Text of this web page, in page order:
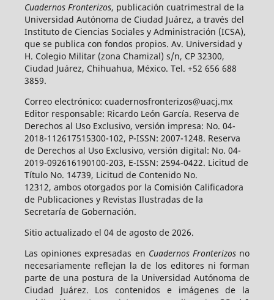
Cuadernos Fronterizos, publicación cuatrimestral de la
Universidad Autónoma de Ciudad Juárez, a través del
Instituto de Ciencias Sociales y Administración (ICSA),
que se publica con fondos propios. Av. Universidad y
H. Colegio Militar (zona Chamizal) s/n, CP 32300,
Ciudad Juárez, Chihuahua, México. Tel. +52 656 688
3859.
Correo electrónico: cuadernosfronterizos@uacj.mx
Editor responsable: Ricardo León García. Reserva de
Derechos al Uso Exclusivo, versión impresa: No. 04-
2018-112617515300-102, P-ISSN: 2007-1248. Reserva
de Derechos al Uso Exclusivo, versión digital: No. 04-
2019-092616190100-203, E-ISSN: 2594-0422. Licitud de
Título No. 14739, Licitud de Contenido No.
12312, ambos otorgados por la Comisión Calificadora
de Publicaciones y Revistas Ilustradas de la
Secretaría de Gobernación.
Sitio actualizado el 04 de agosto de 2026.
Las opiniones expresadas en Cuadernos Fronterizosno
necesariamente reflejan la de los editores ni forman
parte de una postura de la Universidad Autónoma de
Ciudad Juárez. Los contenidos e imágenes de la